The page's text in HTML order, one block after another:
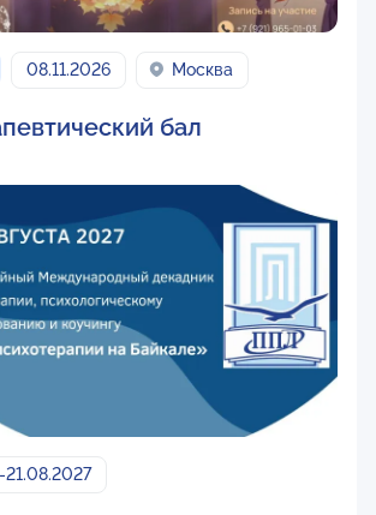
08.11.2026 Москва
бал
21.08.2027